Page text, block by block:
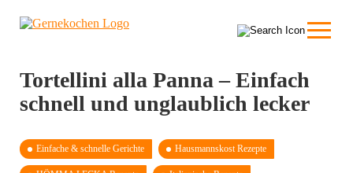
Tortellini alla Panna – Einfach
schnell und unglaublich lecker
Einfache & schnelle Gerichte Hausmannskost Rezepte